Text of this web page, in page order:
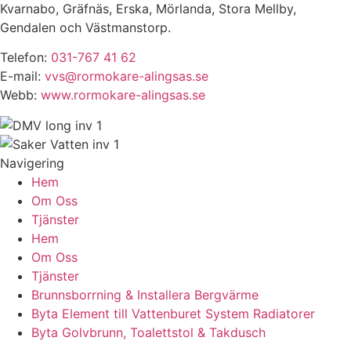
Kvarnabo, Gräfnäs, Erska, Mörlanda, Stora Mellby,
Gendalen och Västmanstorp.
Telefon: 031-767 41 62
E-mail: vvs@rormokare-alingsas.se
Webb: www.rormokare-alingsas.se
Navigering
Hem
Om Oss
Tjänster
Hem
Om Oss
Tjänster
Brunnsborrning & Installera Bergvärme
Byta Element till Vattenburet System Radiatorer
Byta Golvbrunn, Toalettstol & Takdusch